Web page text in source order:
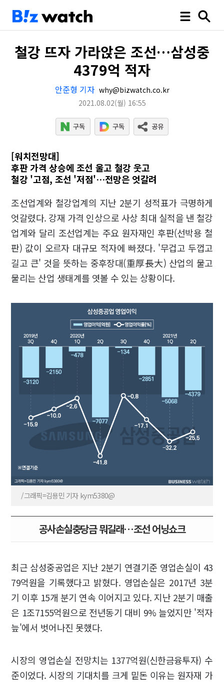
철강 뜨자 가라앉은 조선…삼성중
4379억 적자
안준형 기자 why@bizwatch.co.kr
2021.08.02(월) 16:55
[워치전망대]
후판 가격 상승에 조선 울고 철강 웃고
철강 '고점, 조선 '저점'…전망은 엇갈려
조선업계와 철강업계의 지난 2분기 성적표가 극명하게
엇갈렸다. 강재 가격 인상으로 사상 최대 실적을 낸 철강
업계와 달리 조선업계는 주요 원자재인 후판(선박용 철
판) 값이 오르자 대규모 적자에 빠졌다. '무겁고 두껍고
길고 큰' 것을 뜻하는 중후장대(重厚長大) 산업의 물고
물리는 산업 생태계를 엿볼 수 있는 상황이다.
/그래픽=김용민 기자 kym5380@
공사손실충당금 뭐길래…조선 어닝쇼크
최근 삼성중공업은 지난 2분기 연결기준 영업손실이 43
79억원을 기록했다고 밝혔다. 영업손실은 2017년 3분
기 이후 15개 분기 연속 이어지고 있다. 지난 2분기 매출
은 1조7155억원으로 전년동기 대비 9% 늘었지만 '적자
늪'에서 벗어나진 못했다.
시장의 영업손실 전망치는 1377억원(신한금융투자) 수
준이었다. 시장의 기대치를 크게 밑돈 이유는 원자재 가